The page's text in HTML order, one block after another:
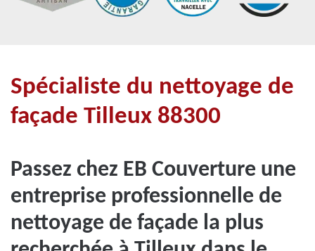
Spécialiste du nettoyage de
façade Tilleux 88300
Passez chez EB Couverture une
entreprise professionnelle de
nettoyage de façade la plus